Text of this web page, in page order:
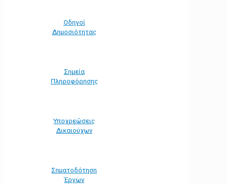
Οδηγοί
Δημοσιότητας
Σημεία
Πληροφόρησης
Υποχρεώσεις
Δικαιούχων
Σηματοδότηση
Έργων